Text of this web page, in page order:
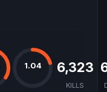
1.04 6,323
KILLS